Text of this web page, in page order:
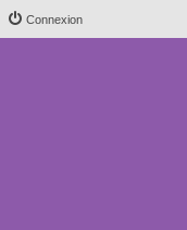
Connexion